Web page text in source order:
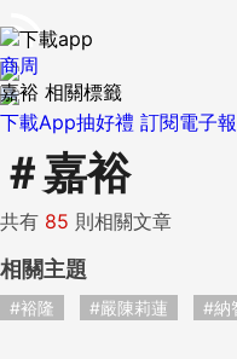
下載App抽好禮 訂閱電子報
商周
嘉裕 相關標籤
＃嘉裕
共有 85 則相關文章
相關主題
#裕隆 #嚴陳莉蓮 #納